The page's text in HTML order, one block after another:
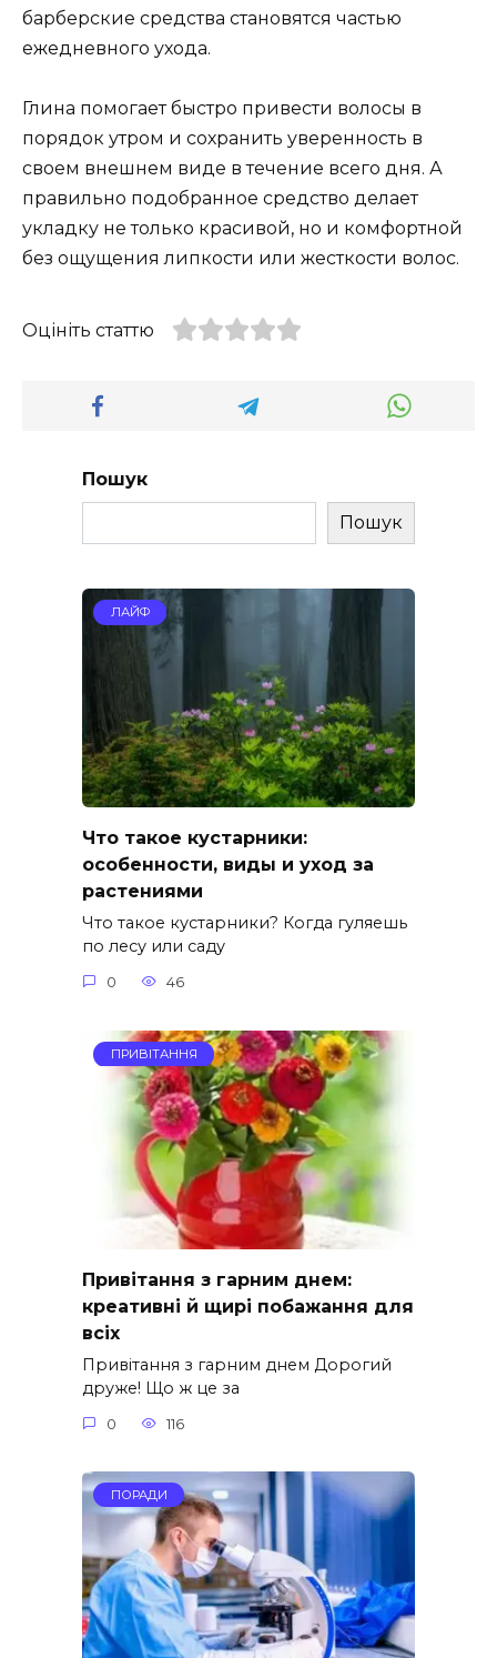
барберские средства становятся частью
ежедневного ухода.
Глина помогает быстро привести волосы в
порядок утром и сохранить уверенность в
своем внешнем виде в течение всего дня. А
правильно подобранное средство делает
укладку не только красивой, но и комфортной
без ощущения липкости или жесткости волос.
Оцініть статтю
Пошук
Пошук
ЛАЙФ
Что такое кустарники:
особенности, виды и уход за
растениями
Что такое кустарники? Когда гуляешь
по лесу или саду
0 46
ПРИВІТАННЯ
Привітання з гарним днем:
креативні й щирі побажання для
всіх
Привітання з гарним днем Дорогий
друже! Що ж це за
0 116
ПОРАДИ